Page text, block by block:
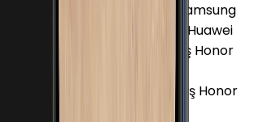
Galaxy A03s
Yenilenmiş Samsung
Yenilenmiş Huawei
11 Pro Plus
Yenilenmiş Honor
Samsung Galaxy Z
Galaxy A10
Yenilenmiş Honor
Tecno Spark 30C